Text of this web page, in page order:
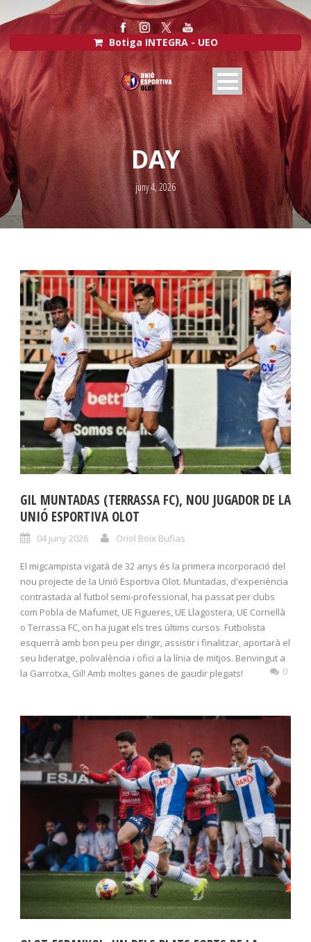
Botiga INTEGRA - UEO
DAY
juny 4, 2026
GIL MUNTADAS (TERRASSA FC), NOU JUGADOR DE LA
UNIÓ ESPORTIVA OLOT
04 juny 2026 Oriol Boix Bufias
El migcampista vigatà de 32 anys és la primera incorporació del
nou projecte de la Unió Esportiva Olot. Muntadas, d'experiència
contrastada al futbol semi-professional, ha passat per clubs
com Pobla de Mafumet, UE Figueres, UE Llagostera, UE Cornellà
o Terrassa FC, on ha jugat els tres últims cursos. Futbolista
esquerrà amb bon peu per dirigir, assistir i finalitzar, aportarà el
seu lideratge, polivalència i ofici a la línia de mitjos. Benvingut a
la Garrotxa, Gil! Amb moltes ganes de gaudir plegats!
0